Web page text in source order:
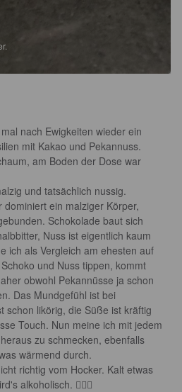
nach Ewigkeiten wieder ein
mit Kakao und Pekannuss.
am Boden der Dose war
und tatsächlich nussig.
ein malziger Körper,
Schokolade baut sich
Nuss ist eigentlich kaum
ich als Vergleich am ehesten auf
und Nuss tippen, kommt
obwohl Pekannüsse ja schon
Das Mundgefühl ist bei
schon likörig, die Süße ist kräftig
Touch. Nun meine ich mit jedem
zu schmecken, ebenfalls
wärmend durch.
richtig vom Hocker. Kalt etwas
alkoholisch. 🤷🏼‍♂️